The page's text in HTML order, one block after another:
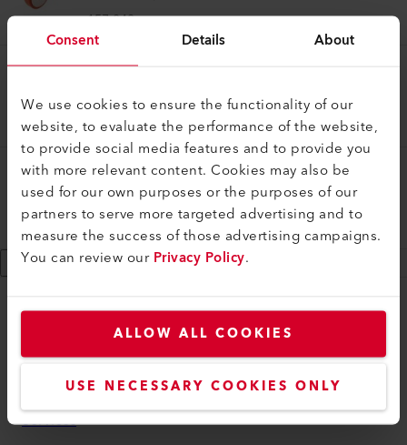
Consent Details About
We use cookies to ensure the functionality of our
website, to evaluate the performance of the website,
to provide social media features and to provide you
with more relevant content. Cookies may also be
used for our own purposes or the purposes of our
partners to serve more targeted advertising and to
measure the success of those advertising campaigns.
You can review ourPrivacy Policy.
ALLOW ALL COOKIES
USE NECESSARY COOKIES ONLY
157.048
Rodillo de presión
Rodillo de presión 13 mm
155.401
Rodillo de presión
Rodillo de presión 19 mm
155.402
Show 9 more
myLeister
myLeister Account
Academy
Services